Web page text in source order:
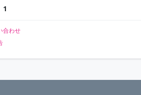
1
合わせ